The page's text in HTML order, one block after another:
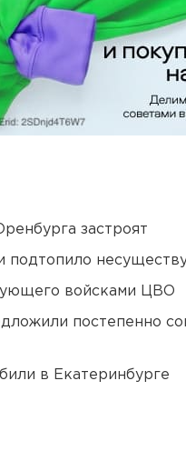
застроят
подтопило
войсками ЦВО
постепенно
в Екатеринбурге